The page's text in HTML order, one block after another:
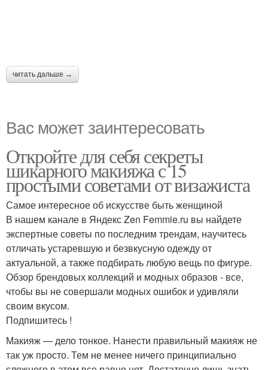
читать дальше →
Вас может заинтересовать
Откройте для себя секреты
шикарного макияжа с 15
простыми советами от визажиста
Самое интересное об искусстве быть женщиной
В нашем канале в Яндекс Zen Femmie.ru вы найдете
экспертные советы по последним трендам, научитесь
отличать устаревшую и безвкусную одежду от
актуальной, а также подбирать любую вещь по фигуре.
Обзор брендовых коллекций и модных образов - все,
чтобы вы не совершали модных ошибок и удивляли
своим вкусом.
Подпишитесь !
Макияж — дело тонкое. Нанести правильный макияж не
так уж просто. Тем не менее ничего принципиально